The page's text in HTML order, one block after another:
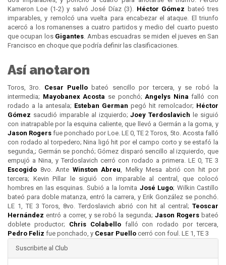
Kameron Loe (1-2) y salvó José Díaz (3). Héctor Gómez bateó tres
imparables, y remolcó una vuelta para encabezar el ataque. El triunfo
acercó a los romanenses a cuatro partidos y medio del cuarto puesto
que ocupan los Gigantes. Ambas escuadras se miden el jueves en San
Francisco en choque que podría definir las clasificaciones.
Así anotaron
Toros, 3ro. Cesar Puello bateó sencillo por tercera, y se robó la
intermedia; Mayobanex Acosta se ponchó;Angelys Nina falló con
rodado a la antesala; Esteban German pegó hit remolcador; Héctor
Gómez sacudió imparable al izquierdo;Joey Terdoslavich le siguió
con inatrapable por la esquina caliente, que llevó a Germán a la goma, y
Jason Rogers fue ponchado por Loe. LE 0, TE 2 Toros, 5to. Acosta falló
con rodado al torpedero; Nina ligó hit por el campo corto y se estafó la
segunda,; Germán se ponchó; Gómez disparó sencillo al izquierdo, que
empujó a Nina, y Terdoslavich cerró con rodado a primera. LE 0, TE 3
Escogido 8vo. Ante Winston Abreu, Melky Mesa abrió con hit por
tercera; Kevin Pillar le siguió con imparable al central, que colocó
hombres en las esquinas. Subió a la lomita José Lugo; Wilkin Castillo
bateó para doble matanza, entró la carrera, y Erik González se ponchó.
LE 1, TE 3 Toros, 8vo. Terdoslavich abrió con hit al central; Teoscar
Hernández entró a correr, y se robó la segunda;Jason Rogers bateó
doblete productor; Chris Colabellofalló con rodado por tercera,
Pedro Feliz fue ponchado, y Cesar Puello cerró con foul. LE 1, TE 3
Suscribirte al Club